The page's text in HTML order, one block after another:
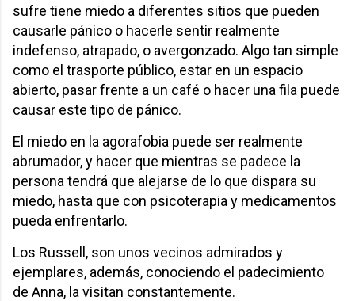
sufre tiene miedo a diferentes sitios que pueden
causarle pánico o hacerle sentir realmente
indefenso, atrapado, o avergonzado. Algo tan simple
como el trasporte público, estar en un espacio
abierto, pasar frente a un café o hacer una fila puede
causar este tipo de pánico.
El miedo en la agorafobia puede ser realmente
abrumador, y hacer que mientras se padece la
persona tendrá que alejarse de lo que dispara su
miedo, hasta que con psicoterapia y medicamentos
pueda enfrentarlo.
Los Russell, son unos vecinos admirados y
ejemplares, además, conociendo el padecimiento
de Anna, la visitan constantemente.